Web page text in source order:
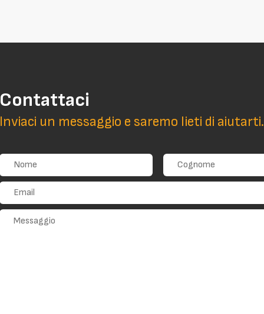
Contattaci
Inviaci un messaggio e saremo lieti di aiutarti.